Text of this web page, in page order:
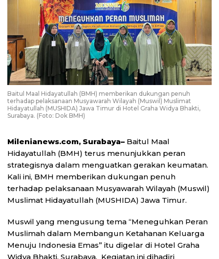
Baitul Maal Hidayatullah (BMH) memberikan dukungan penuh
terhadap pelaksanaan Musyawarah Wilayah (Muswil) Muslimat
Hidayatullah (MUSHIDA) Jawa Timur di Hotel Graha Widya Bhakti,
Surabaya. (Foto: Dok BMH)
Milenianews.com, Surabaya– Baitul Maal
Hidayatullah (BMH) terus menunjukkan peran
strategisnya dalam menguatkan gerakan keumatan.
Kali ini, BMH memberikan dukungan penuh
terhadap pelaksanaan Musyawarah Wilayah (Muswil)
Muslimat Hidayatullah (MUSHIDA) Jawa Timur.
Muswil yang mengusung tema “Meneguhkan Peran
Muslimah dalam Membangun Ketahanan Keluarga
Menuju Indonesia Emas” itu digelar di Hotel Graha
Widya Bhakti, Surabaya. Kegiatan ini dihadiri